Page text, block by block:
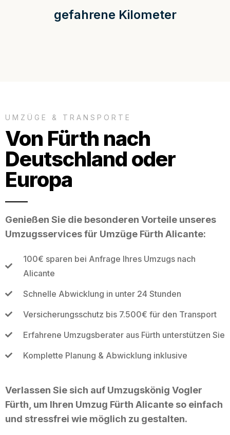
gefahrene Kilometer
UMZÜGE & TRANSPORTE
Von Fürth nach
Deutschland oder
Europa
Genießen Sie die besonderen Vorteile unseres
Umzugsservices für Umzüge Fürth Alicante:
100€ sparen bei Anfrage Ihres Umzugs nach
Alicante
Schnelle Abwicklung in unter 24 Stunden
Versicherungsschutz bis 7.500€ für den Transport
Erfahrene Umzugsberater aus Fürth unterstützen Sie
Komplette Planung & Abwicklung inklusive
Verlassen Sie sich auf Umzugskönig Vogler
Fürth, um Ihren Umzug Fürth Alicante so einfach
und stressfrei wie möglich zu gestalten.